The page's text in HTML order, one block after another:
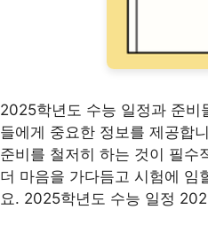
2025학년도 수능 일정과 준비
들에게 중요한 정보를 제공합
준비를 철저히 하는 것이 필수
더 마음을 가다듬고 시험에 임
요. 2025학년도 수능 일정